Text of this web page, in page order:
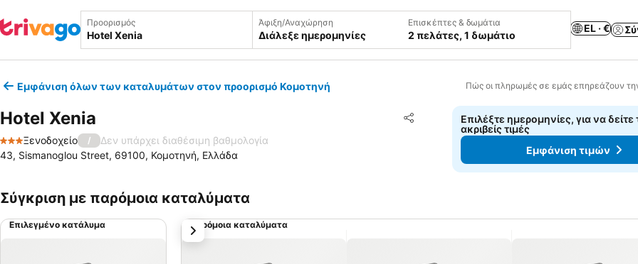
Προορισμός Άφιξη/Αναχώρηση
Διάλεξε ημερομηνίες
Επισκέπτες & δωμάτια
2 πελάτες, 1 δωμάτιο
EL · €
Εμφάνιση όλων των καταλυμάτων στον προορισμό Κομοτηνή Πώς οι πληρωμές σε εμάς επηρεάζουν
Hotel Xenia Κοινοποίηση
Προσθήκη στα αγαπημένα
3 Αστέρια
Ξενοδοχείο /
Δεν υπάρχει διαθέσιμη βαθμολογία
43, Sismanoglou Street, 69100, Κομοτηνή, Ελλάδα
Επιλέξτε ημερομηνίες, για να δείτε
ακριβείς τιμές
Εμφάνιση τιμών
Σύγκριση με παρόμοια καταλύματα
Επιλεγμένο κατάλυμα Παρόμοια καταλύματα
επόμενο